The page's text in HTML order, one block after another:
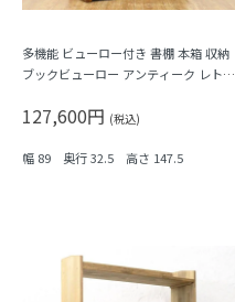
多機能 ビューロー付き 書棚 本箱 収納
ブックビューロー アンティーク レトロ
127,600円 (税込)
幅 89 奥行 32.5 高さ 147.5